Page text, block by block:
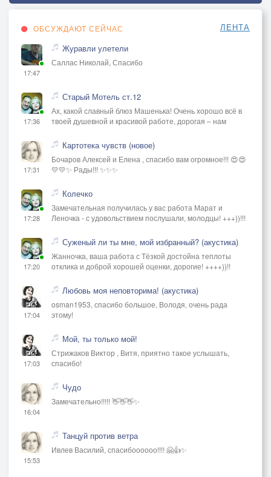
ОБСУЖДАЮТ СЕЙЧАС ЛЕНТА
17:47
Журавли улетели
Саллас Николай, Спасибо
17:36
Старый Мотель ст.12
Ах, какой славный блюз Машенька! Очень хорошо всё в
твоей душевной и красивой работе, дорогая – нам
17:31
Картотека чувств (новое)
Бочаров Алексей и Елена , спасибо вам огромное!!! 😍😍
💛💛✨ Рады!!! ✨✨✨
17:28
Колечко
Замечательная получилась у вас работа Марат и
Леночка - с удовольствием послушали, молодцы! +++))!!!
17:20
Суженый ли ты мне, мой избранный? (акустика)
Жанночка, ваша работа с Тёзкой достойна теплоты
отклика и доброй хорошей оценки, дорогие! ++++))!!
17:04
Любовь моя неповторима! (акустика)
osman1953, спасибо большое, Володя, очень рада
этому!
17:03
Мой, ты только мой!
Стрижаков Виктор , Витя, приятно такое услышать,
спасибо!
16:04
Чудо
Замечательно!!!!! 👋👋👋✨
15:53
Танцуй против ветра
Ивлев Василий, спасибоооооо!!!! 🤗👍✨